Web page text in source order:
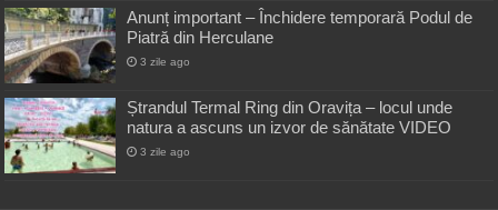
Anunț important – Închidere temporară Podul de
Piatră din Herculane
3 zile ago
Ștrandul Termal Ring din Oravița – locul unde
natura a ascuns un izvor de sănătate VIDEO
3 zile ago